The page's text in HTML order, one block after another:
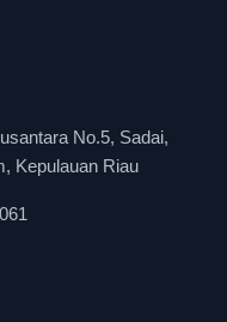
No.5, Sadai,
Kepulauan Riau